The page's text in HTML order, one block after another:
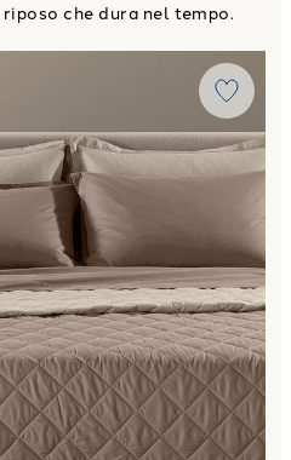
che dura nel tempo.
Vita Double in Cotone 80